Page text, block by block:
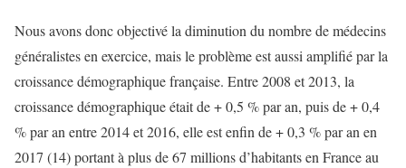
Nous avons donc objectivé la diminution du nombre de médecins
généralistes en exercice, mais le problème est aussi amplifié par la
croissance démographique française. Entre 2008 et 2013, la
croissance démographique était de + 0,5 % par an, puis de + 0,4
% par an entre 2014 et 2016, elle est enfin de + 0,3 % par an en
2017 (14) portant à plus de 67 millions d’habitants en France au